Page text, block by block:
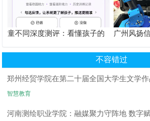
童不同深度测评：看懂孩子的
广州风扬
不容错过
郑州经贸学院在第二十届全国大学生文学
智慧教育
河南测绘职业学院：融媒聚力守阵地 数字